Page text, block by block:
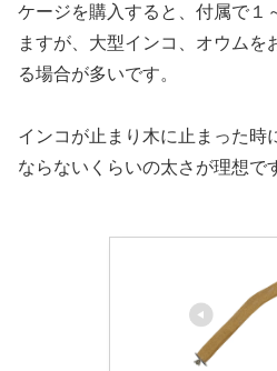
ケージを購入すると、付属で１
ますが、大型インコ、オウムを
る場合が多いです。
インコが止まり木に止まった時
ならないくらいの太さが理想で